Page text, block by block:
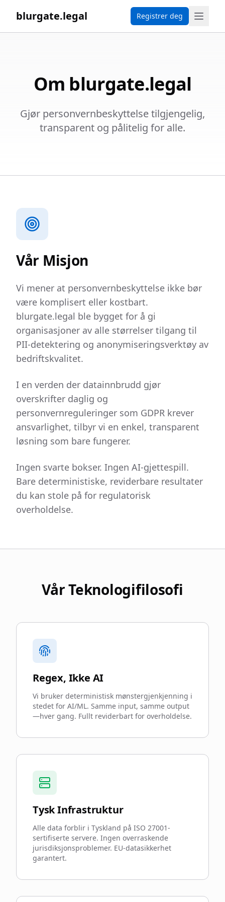
blurgate.legal Registrer deg
Om blurgate.legal
Gjør personvernbeskyttelse tilgjengelig,
transparent og pålitelig for alle.
Vår Misjon
Vi mener at personvernbeskyttelse ikke bør
være komplisert eller kostbart.
blurgate.legal ble bygget for å gi
organisasjoner av alle størrelser tilgang til
PII-detektering og anonymiseringsverktøy av
bedriftskvalitet.
I en verden der datainnbrudd gjør
overskrifter daglig og
personvernreguleringer som GDPR krever
ansvarlighet, tilbyr vi en enkel, transparent
løsning som bare fungerer.
Ingen svarte bokser. Ingen AI-gjettespill.
Bare deterministiske, reviderbare resultater
du kan stole på for regulatorisk
overholdelse.
Vår Teknologifilosofi
Regex, Ikke AI
Vi bruker deterministisk mønstergjenkjenning i
stedet for AI/ML. Samme input, samme output
—hver gang. Fullt reviderbart for overholdelse.
Tysk Infrastruktur
Alle data forblir i Tyskland på ISO 27001-
sertifiserte servere. Ingen overraskende
jurisdiksjonsproblemer. EU-datasikkerhet
garantert.